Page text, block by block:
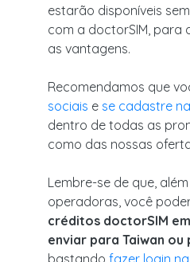
estarão disponíveis
com a doctorSIM, para
as vantagens.
Recomendamos que
sociais e se cadastre
dentro de todas as
como das nossas
Lembre-se de que,
operadoras, você
créditos doctorSIM
enviar para Taiwan
bastando fazer login